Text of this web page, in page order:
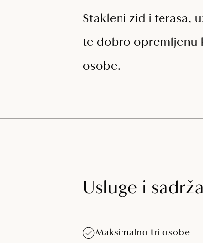
Stakleni zid i terasa,
te dobro opremljenu
osobe.
Usluge i
Maksimalno tri osobe